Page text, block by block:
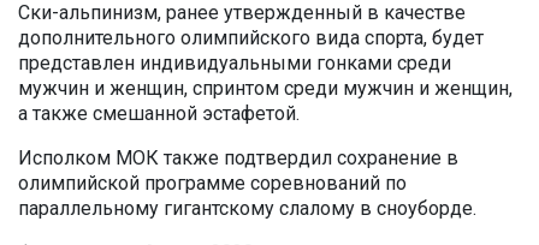
Ски-альпинизм, ранее утвержденный в качестве
дополнительного олимпийского вида спорта, будет
представлен индивидуальными гонками среди
мужчин и женщин, спринтом среди мужчин и женщин,
а также смешанной эстафетой.
Исполком МОК также подтвердил сохранение в
олимпийской программе соревнований по
параллельному гигантскому слалому в сноуборде.